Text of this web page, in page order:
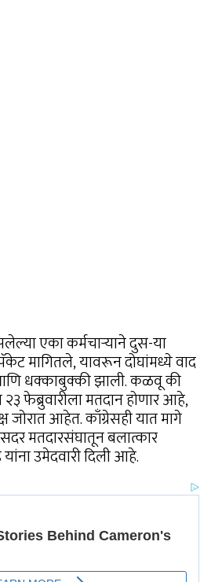
एका कर्मचाऱ्याने दुस-या
मागितले, यावरून दोघांमध्ये वाद
धक्काबुक्की झाली. कळवू की
२३ फेब्रुवारीला मतदान होणार आहे,
जोरात आहेत. काँग्रेसही यात मागे
सदर मतदारसंघातून बलात्कार
उमेदवारी दिली आहे.